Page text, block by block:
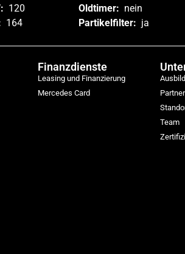
120
164
Oldtimer: nein
Partikelfilter: ja
Finanzdienste
Leasing und Finanzierung
Mercedes Card
Partner
Team